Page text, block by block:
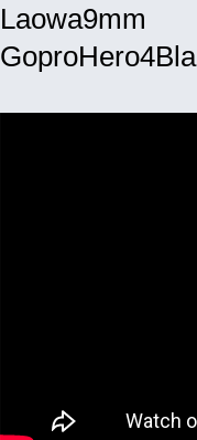
Laowa9mm